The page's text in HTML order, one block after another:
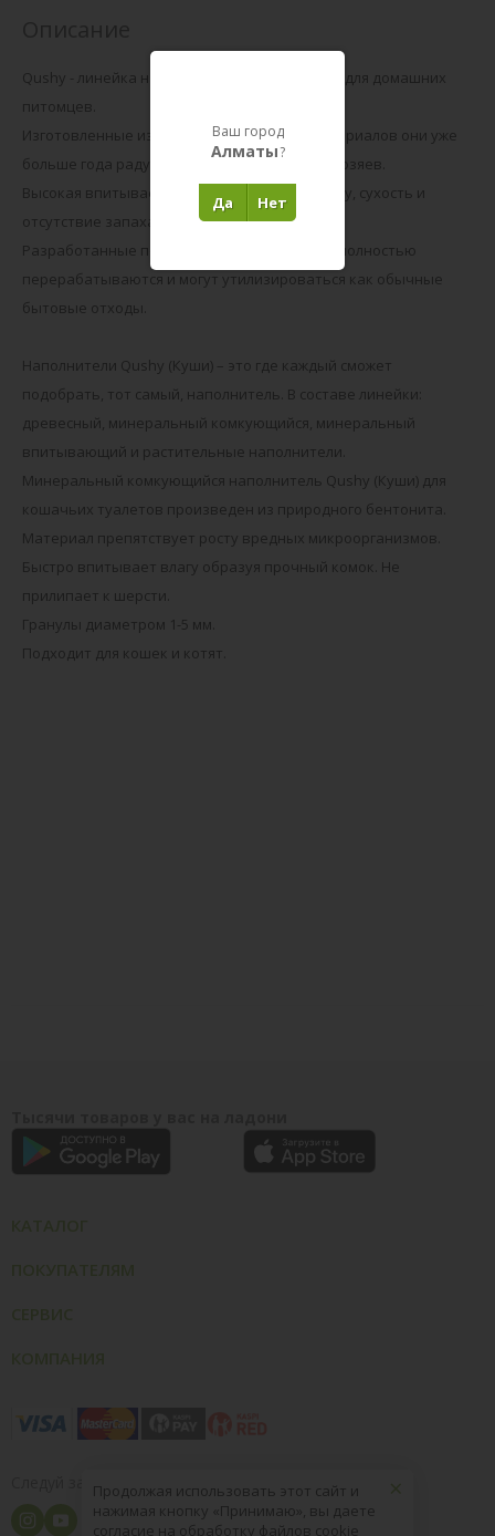
Qushy - линейка натуральных наполнителей для домашних
питомцев.
Изготовленные из экологически чистых материалов они уже
больше года радуют многих питомцев и их хозяев.
Высокая впитываемость гарантирует чистоту, сухость и
отсутствие запаха.
Разработанные под наполнители упаковки полностью
перерабатываются и могут утилизироваться как обычные
бытовые отходы.
Наполнители Qushy (Куши) – это где каждый сможет
подобрать, тот самый, наполнитель. В составе линейки:
древесный, минеральный комкующийся, минеральный
впитывающий и растительные наполнители.
Минеральный комкующийся наполнитель Qushy (Куши) для
кошачьих туалетов произведен из природного бентонита.
Материал препятствует росту вредных микроорганизмов.
Быстро впитывает влагу образуя прочный комок. Не
прилипает к шерсти.
Гранулы диаметром 1-5 мм.
Подходит для кошек и котят.
Следуй за нами ×
Продолжая использовать этот сайт и
нажимая кнопку «Принимаю», вы даете
согласие на обработку файлов cookie
Ваш город
Алматы?
Нет
Да